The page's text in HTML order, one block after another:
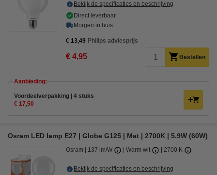
Bekijk de specificaties en beschrijving
Direct leverbaar
Morgen in huis
€ 13,49 Philips adviesprijs
€ 4,95 Bestellen
Aanbieding:
Voordeelverpakking | 4 stuks
€ 17,50
Osram LED lamp E27 | Globe G125 | Mat | 2700K | 5.9W (60W)
Osram 137 lm/W Warm wit 2700 K
Bekijk de specificaties en beschrijving